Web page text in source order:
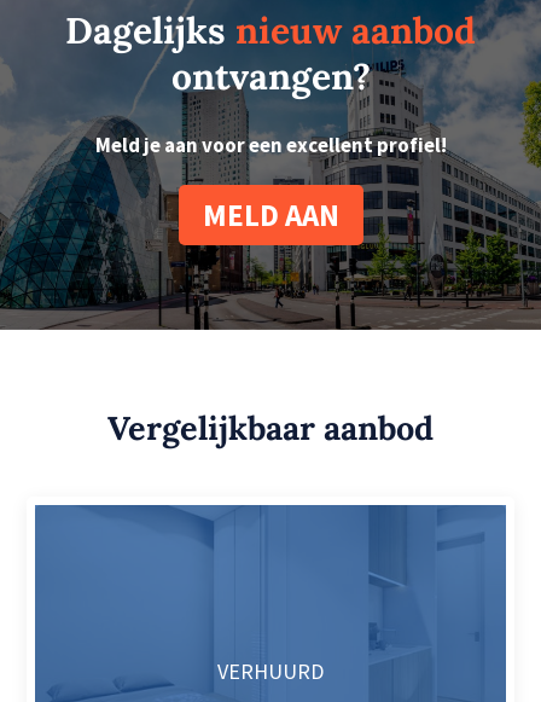
Dagelijks nieuw aanbod
ontvangen?
Meld je aan voor een excellent profiel!
MELD AAN
Vergelijkbaar aanbod
VERHUURD